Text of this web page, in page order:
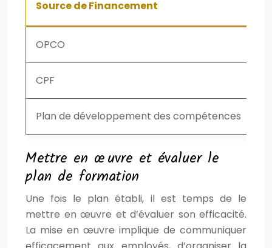
Source de Financement
OPCO
CPF
Plan de développement des compétences
Mettre en œuvre et évaluer le
plan de formation
Une fois le plan établi, il est temps de le
mettre en œuvre et d’évaluer son efficacité.
La mise en œuvre implique de communiquer